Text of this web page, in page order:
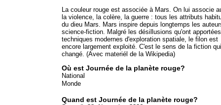
La couleur rouge est associée à Mars. On lui associe
la violence, la colère, la guerre : tous les attributs
du dieu Mars. Mars inspire depuis longtemps les
science-fiction. Malgré les désillusions qu'ont
techniques modernes d'exploration spatiale, le filon est
encore largement exploité. C'est le sens de la fiction
changé. (Avec materiél de la Wikipedia)
Où est Journée de la planète rouge?
National
Monde
Quand est Journée de la planète rouge?